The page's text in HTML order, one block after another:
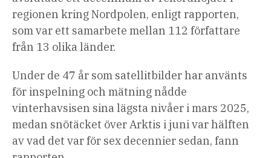
artiklar
regionen kring Nordpolen, enligt rapporten,
som var ett samarbete mellan 112 författare
från 13 olika länder.
Under de 47 år som satellitbilder har använts
för inspelning och mätning nådde
vinterhavsisen sina lägsta nivåer i mars 2025,
medan snötäcket över Arktis i juni var hälften
av vad det var för sex decennier sedan, fann